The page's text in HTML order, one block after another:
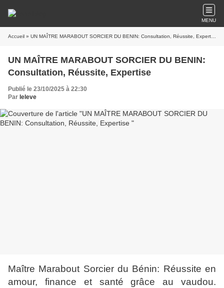
MENU
Accueil » UN MAÎTRE MARABOUT SORCIER DU BENIN: Consultation, Réussite, Expertise
UN MAÎTRE MARABOUT SORCIER DU BENIN:
Consultation, Réussite, Expertise
Publié le 23/10/2025 à 22:30
Par leleve
Maître Marabout Sorcier du Bénin: Réussite en
amour, finance et santé grâce au vaudou.